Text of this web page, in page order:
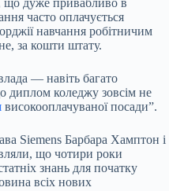
що дуже привабливо в
часто оплачується
навчання робітничим
за кошти штату.
— навіть багато
диплом коледжу зовсім не
високооплачуваної посади”.
Siemens Барбара Хамптон і
що чотири роки
знань для початку
всіх нових